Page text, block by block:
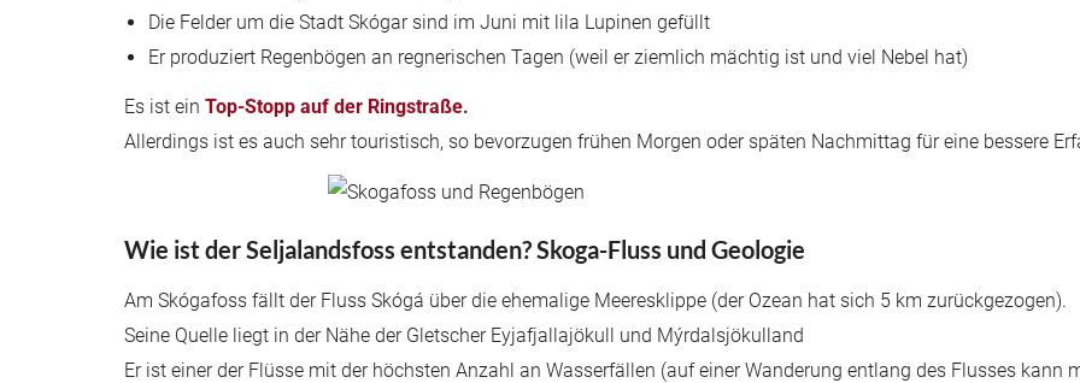
Die Felder um die Stadt Skógar sind im Juni mit lila Lupinen gefüllt
Er produziert Regenbögen an regnerischen Tagen (weil er ziemlich mächtig ist und viel Nebel hat)
Es ist ein Top-Stopp auf der Ringstraße.
Allerdings ist es auch sehr touristisch, so bevorzugen frühen Morgen oder späten Nachmittag für eine bessere
Wie ist der Seljalandsfoss entstanden? Skoga-Fluss und Geologie
Am Skógafoss fällt der Fluss Skógá über die ehemalige Meeresklippe (der Ozean hat sich 5 km zurückgezogen).
Seine Quelle liegt in der Nähe der Gletscher Eyjafjallajökull und Mýrdalsjökulland
Er ist einer der Flüsse mit der höchsten Anzahl an Wasserfällen (auf einer Wanderung entlang des Flusses kann